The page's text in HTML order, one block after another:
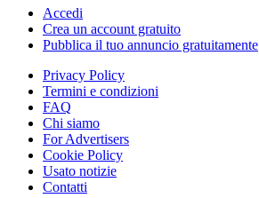
Accedi
Crea un account gratuito
Pubblica il tuo annuncio gratuitamente
Privacy Policy
Termini e condizioni
FAQ
Chi siamo
For Advertisers
Cookie Policy
Usato notizie
Contatti